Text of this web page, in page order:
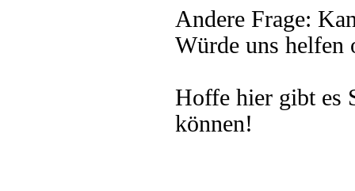
Andere Frage:
Würde uns helfen
Hoffe hier gibt es
können!